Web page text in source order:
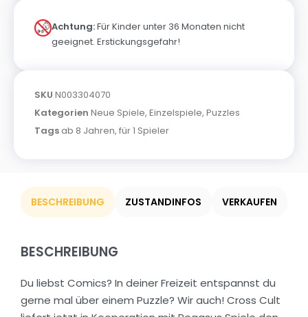
Achtung:Für Kinder unter 36 Monaten nicht
geeignet. Erstickungsgefahr!
SKU N003304070
Kategorien Neue Spiele, Einzelspiele, Puzzles
Tags ab 8 Jahren, für 1 Spieler
BESCHREIBUNG ZUSTANDINFOS VERKAUFEN
BESCHREIBUNG
Du liebst Comics? In deiner Freizeit entspannst du
gerne mal über einem Puzzle? Wir auch! Cross Cult